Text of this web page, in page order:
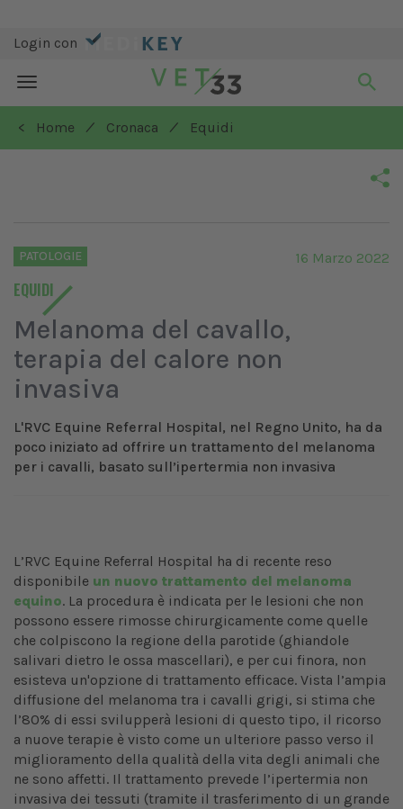
Login con
Toggle
navigation
< Home
/ Cronaca / Equidi
PATOLOGIE
EQUIDI
16 Marzo 2022
Melanoma del cavallo,
terapia del calore non
invasiva
L'RVC Equine Referral Hospital, nel Regno Unito, ha da
poco iniziato ad offrire un trattamento del melanoma
per i cavalli, basato sull’ipertermia non invasiva
L’RVC Equine Referral Hospital ha di recente reso
disponibile un nuovo trattamento del melanoma
equino. La procedura è indicata per le lesioni che non
possono essere rimosse chirurgicamente come quelle
che colpiscono la regione della parotide (ghiandole
salivari dietro le ossa mascellari), e per cui finora, non
esisteva un'opzione di trattamento efficace. Vista l’ampia
diffusione del melanoma tra i cavalli grigi, si stima che
l’80% di essi svilupperà lesioni di questo tipo, il ricorso
a nuove terapie è visto come un ulteriore passo verso il
miglioramento della qualità della vita degli animali che
ne sono affetti. Il trattamento prevede l’ipertermia non
invasiva dei tessuti (tramite il trasferimento di un grande